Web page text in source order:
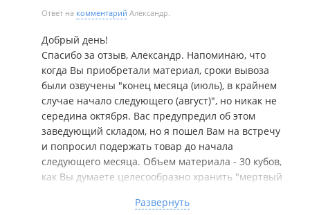
Ответ на комментарий Александр.
Добрый день!
Спасибо за отзыв, Александр. Напоминаю, что
когда Вы приобретали материал, сроки вывоза
были озвучены "конец месяца (июль), в крайнем
случае начало следующего (август)", но никак не
середина октября. Вас предупредил об этом
заведующий складом, но я пошел Вам на встречу
и попросил подержать товар до начала
следующего месяца. Объем материала - 30 кубов,
как Вы думаете целесообразно хранить "мертвый
быть на складе) 4 месяца, не имея возможности
Развернуть